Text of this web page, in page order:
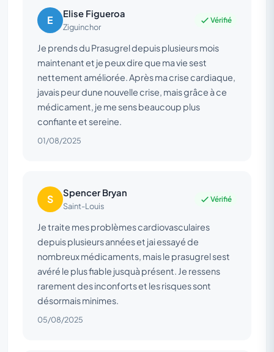
E Elise Figueroa
Ziguinchor
Vérifié
Je prends du Prasugrel depuis plusieurs mois
maintenant et je peux dire que ma vie sest
nettement améliorée. Après ma crise cardiaque,
javais peur dune nouvelle crise, mais grâce à ce
médicament, je me sens beaucoup plus
confiante et sereine.
01/08/2025
S Spencer Bryan
Saint-Louis
Vérifié
Je traite mes problèmes cardiovasculaires
depuis plusieurs années et jai essayé de
nombreux médicaments, mais le prasugrel sest
avéré le plus fiable jusquà présent. Je ressens
rarement des inconforts et les risques sont
désormais minimes.
05/08/2025